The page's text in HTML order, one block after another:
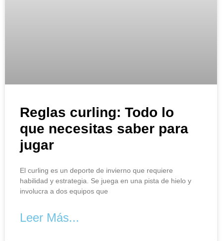
Reglas curling: Todo lo
que necesitas saber para
jugar
El curling es un deporte de invierno que requiere
habilidad y estrategia. Se juega en una pista de hielo y
involucra a dos equipos que
Leer Más...